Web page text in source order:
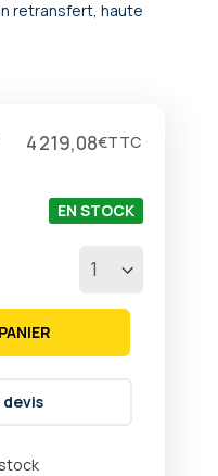
retransfert, haute
4 219,08€
EN STOCK